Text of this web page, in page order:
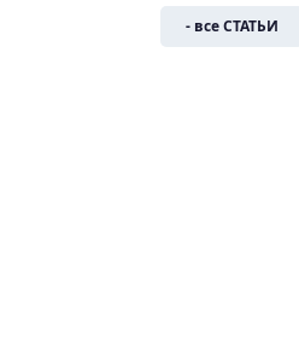
- все СТАТЬИ